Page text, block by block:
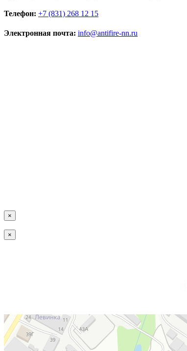
Телефон: +7 (831) 268 12 15
Электронная почта: info@antifire-nn.ru
×
×